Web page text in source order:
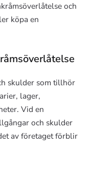
och
köpa en
skulder som tillhör
lager,
Vid en
och skulder
av företaget förblir